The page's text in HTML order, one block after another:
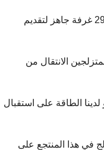
وأعيد فتح مسار توجال الدولي للتزلج رسميًا في العام الحالي في حين أن فندق توشال بسعة 75 شخصًا و 29 غرفة جاهز لتقديم
الانتقال من
لدينا الطاقة على استقبال
التزلج في هذا المنتجع على